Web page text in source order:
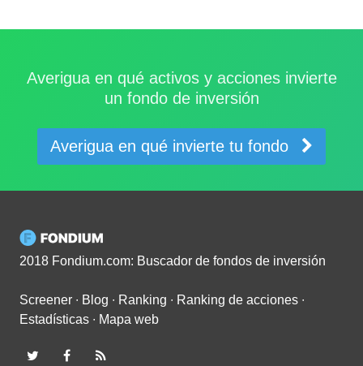
Averigua en qué activos y acciones invierte
un fondo de inversión
Averigua en qué invierte tu fondo
2018 Fondium.com: Buscador de fondos de inversión
Screener ∙ Blog ∙ Ranking ∙ Ranking de acciones ∙
Estadísticas ∙ Mapa web